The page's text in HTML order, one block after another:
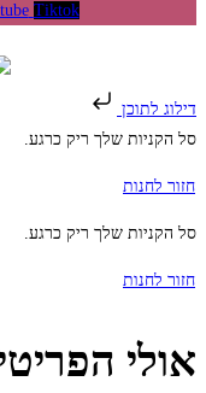
Tiktok
דילוג לתוכן
סל הקניות שלך ריק כרגע.
חזור לחנות
סל הקניות שלך ריק כרגע.
חזור לחנות
אולי